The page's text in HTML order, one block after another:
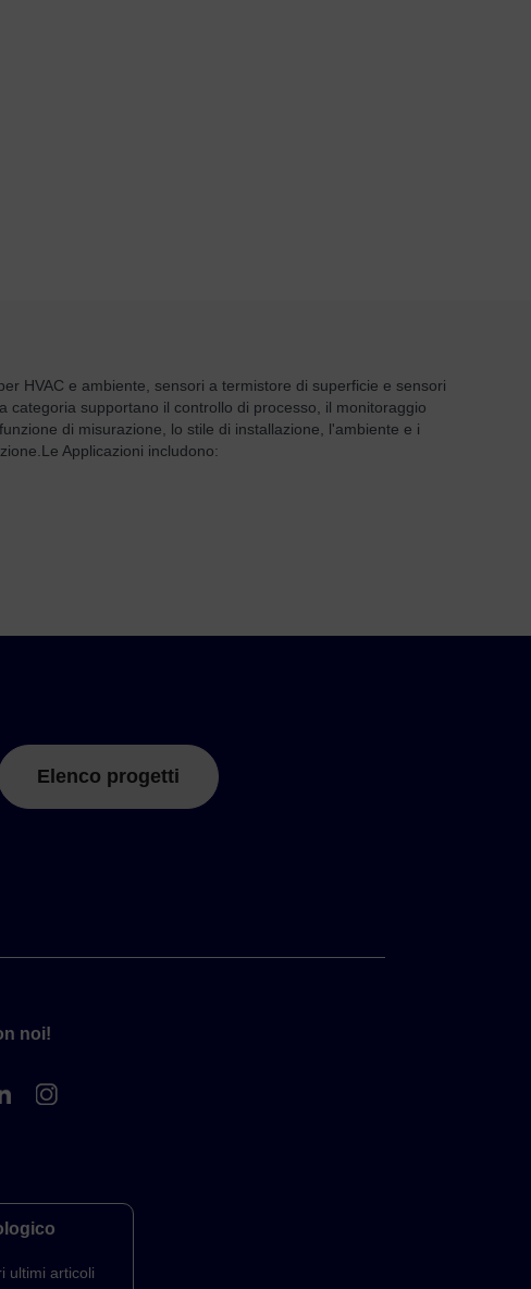
HVAC e ambiente, sensori a termistore di superficie e sensori
categoria supportano il controllo di processo, il monitoraggio
di misurazione, lo stile di installazione, l'ambiente e i
Le Applicazioni includono:
Elenco progetti
noi!
ultimi articoli